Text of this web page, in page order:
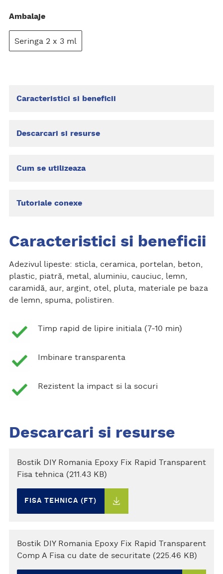
Ambalaje
Seringa 2 x 3 ml
Caracteristici si beneficii
Descarcari si resurse
Cum se utilizeaza
Tutoriale conexe
Caracteristici si beneficii
Adezivul lipeste: sticla, ceramica, portelan, beton,
plastic, piatră, metal, aluminiu, cauciuc, lemn,
caramidă, aur, argint, otel, pluta, materiale pe baza
de lemn, spuma, polistiren.
Timp rapid de lipire initiala (7-10 min)
Imbinare transparenta
Rezistent la impact si la socuri
Descarcari si resurse
Bostik DIY Romania Epoxy Fix Rapid Transparent
Fisa tehnica (211.43 KB)
FISA TEHNICA (FT)
Bostik DIY Romania Epoxy Fix Rapid Transparent
Comp A Fisa cu date de securitate (225.46 KB)